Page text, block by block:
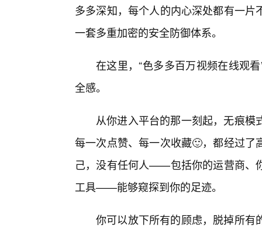
多多深知，每个人的内心深处都有一
一套多重加密的安全防御体系。
在这里，“色多多百万视频在线观
全感。
从你进入平台的那一刻起，无痕
每一次点赞、每一次收藏🙂，都经过
己，没有任何人——包括你的运营商、
工具——能够窥探到你的足迹。
你可以放下所有的顾虑，脱掉所有